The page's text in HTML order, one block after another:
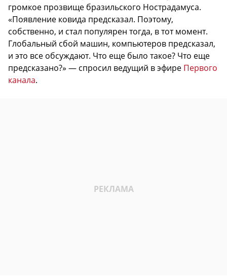
громкое прозвище бразильского Нострадамуса.
«Появление ковида предсказал. Поэтому,
собственно, и стал популярен тогда, в тот момент.
Глобальный сбой машин, компьютеров предсказал,
и это все обсуждают. Что еще было такое? Что еще
предсказано?» — спросил ведущий в эфире Первого
канала.